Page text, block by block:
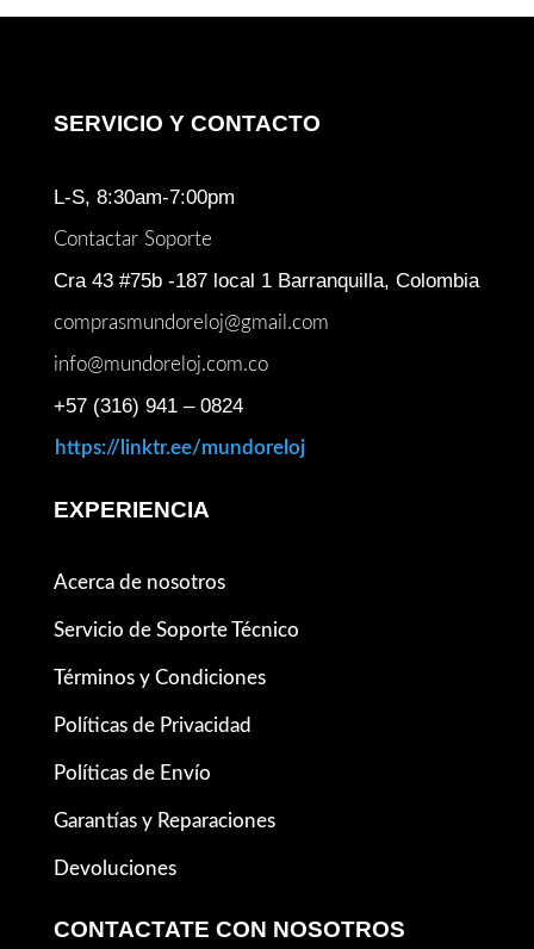
SERVICIO Y CONTACTO
L-S, 8:30am-7:00pm
Contactar Soporte
Cra 43 #75b -187 local 1 Barranquilla, Colombia
comprasmundoreloj@gmail.com
info@mundoreloj.com.co
+57 (316) 941 – 0824
https://linktr.ee/mundoreloj
EXPERIENCIA
Acerca de nosotros
Servicio de Soporte Técnico
Términos y Condiciones
Políticas de Privacidad
Políticas de Envío
Garantías y Reparaciones
Devoluciones
CONTACTATE CON NOSOTROS